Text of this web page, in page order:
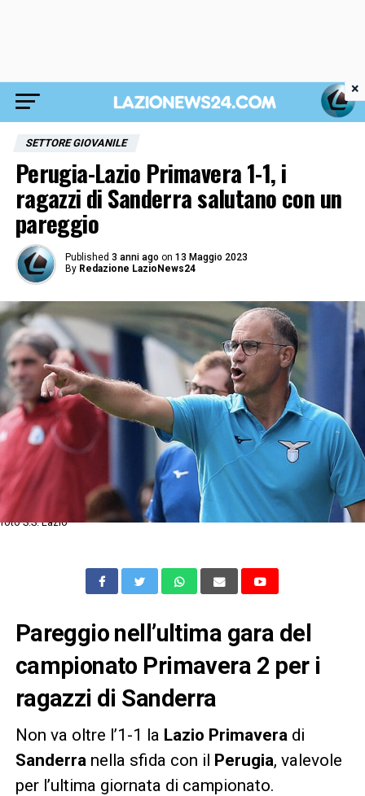
SETTORE GIOVANILE
Perugia-Lazio Primavera 1-1, i
ragazzi di Sanderra salutano con un
pareggio
Published 3 anni ago on 13 Maggio 2023
By Redazione LazioNews24
foto S.S. Lazio
Pareggio nell’ultima gara del
campionato Primavera 2 per i
ragazzi di Sanderra
Non va oltre l’1-1 la Lazio Primavera di
Sanderra nella sfida con il Perugia, valevole
per l’ultima giornata di campionato.
×